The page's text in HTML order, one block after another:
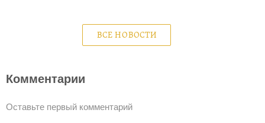
ВСЕ НОВОСТИ
Комментарии
Оставьте первый комментарий